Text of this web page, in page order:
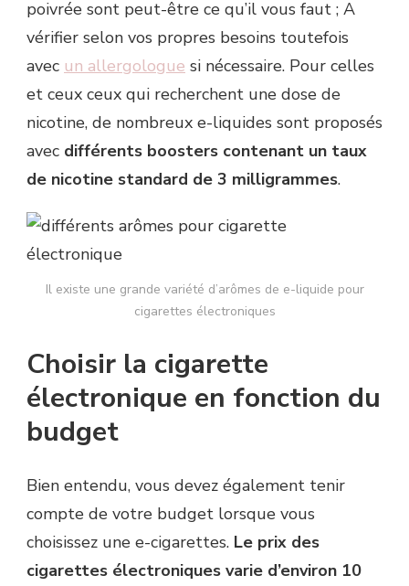
poivrée sont peut-être ce qu’il vous faut ; A
vérifier selon vos propres besoins toutefois
avec un allergologue si nécessaire. Pour celles
et ceux ceux qui recherchent une dose de
nicotine, de nombreux e-liquides sont proposés
avec différents boosters contenant un taux
de nicotine standard de 3 milligrammes.
Il existe une grande variété d’arômes de e-liquide pour
cigarettes électroniques
Choisir la cigarette
électronique en fonction du
budget
Bien entendu, vous devez également tenir
compte de votre budget lorsque vous
choisissez une e-cigarettes. Le prix des
cigarettes électroniques varie d’environ 10